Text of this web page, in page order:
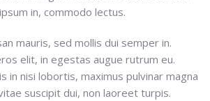
in, commodo lectus.
mauris, sed mollis dui semper in.
elit, in egestas augue rutrum eu.
in nisi lobortis, maximus pulvinar magna
suscipit dui, non laoreet turpis.